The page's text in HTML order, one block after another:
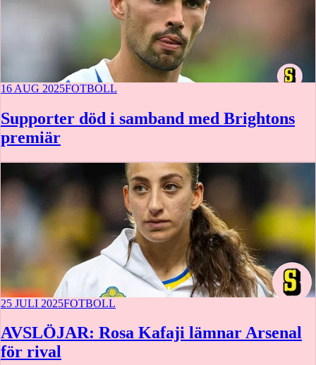
16 AUG 2025FOTBOLL
Supporter död i samband med Brightons
premiär
25 JULI 2025FOTBOLL
AVSLÖJAR: Rosa Kafaji lämnar Arsenal
för rival